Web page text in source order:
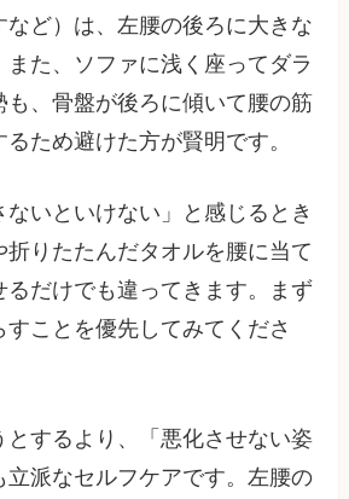
など）は、左腰の後ろに大きな
た、ソファに浅く座ってダラ
も、骨盤が後ろに傾いて腰の筋
ため避けた方が賢明です。
ないといけない」と感じるとき
折りたたんだタオルを腰に当て
るだけでも違ってきます。まず
ことを優先してみてくださ
とするより、「悪化させない姿
立派なセルフケアです。左腰の